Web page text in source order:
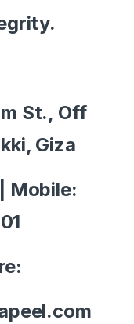
St., Off
Giza
Mobile: